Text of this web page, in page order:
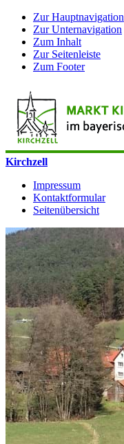
Zur Hauptnavigation
Zur Unternavigation
Zum Inhalt
Zur Seitenleiste
Zum Footer
Kirchzell
Impressum
Kontaktformular
Seitenübersicht